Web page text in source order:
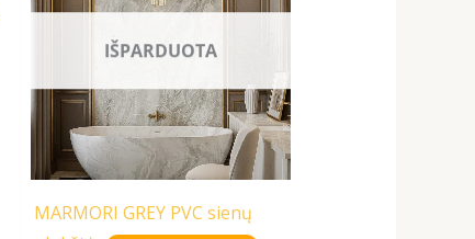
IŠPARDUOTA
MARMORI GREY PVC sienų